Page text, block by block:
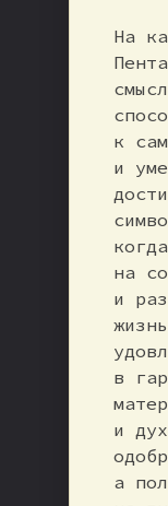
На
к
и
на
и
в
и
а